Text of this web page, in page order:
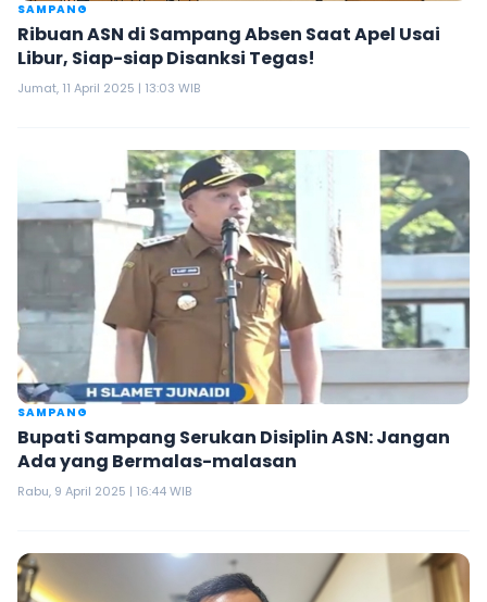
SAMPANG
Ribuan ASN di Sampang Absen Saat Apel Usai
Libur, Siap-siap Disanksi Tegas!
Jumat, 11 April 2025 | 13:03 WIB
SAMPANG
Bupati Sampang Serukan Disiplin ASN: Jangan
Ada yang Bermalas-malasan
Rabu, 9 April 2025 | 16:44 WIB